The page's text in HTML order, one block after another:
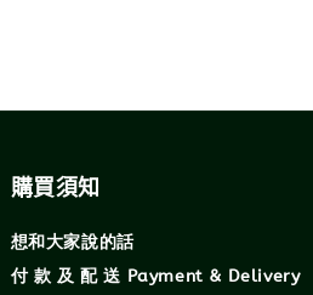
購買須知
想和大家說的話
付 款 及 配 送 Payment & Delivery